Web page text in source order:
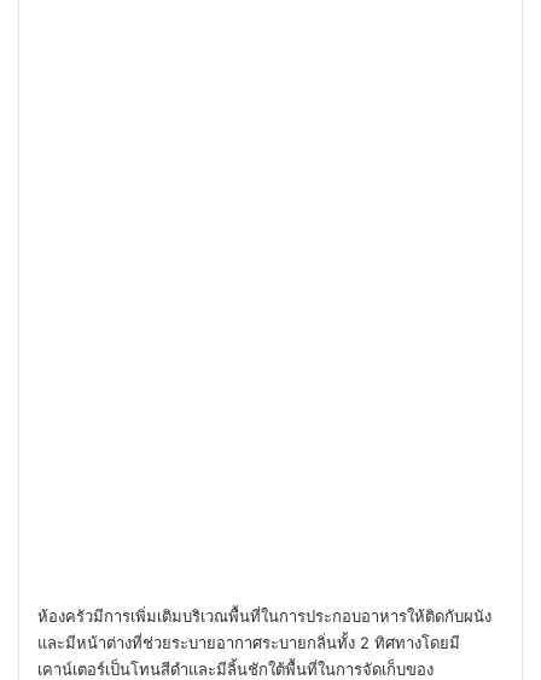
ห้องครัวมีการเพิ่มเติมบริเวณพื้นที่ในการประกอบอาหารให้ติดกับผนัง
และมีหน้าต่างที่ช่วยระบายอากาศระบายกลิ่นทั้ง 2 ทิศทางโดยมี
เคาน์เตอร์เป็นโทนสีดำและมีลิ้นชักใต้พื้นที่ในการจัดเก็บของ